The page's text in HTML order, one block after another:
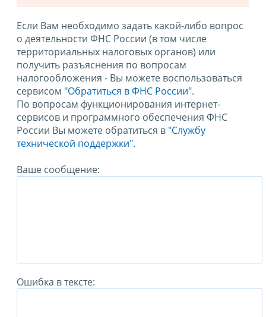
Если Вам необходимо задать какой-либо вопрос
о деятельности ФНС России (в том числе
территориальных налоговых органов) или
получить разъяснения по вопросам
налогообложения - Вы можете воспользоваться
сервисом "Обратиться в ФНС России".
По вопросам функционирования интернет-
сервисов и программного обеспечения ФНС
России Вы можете обратиться в "Службу
технической поддержки".
Ваше сообщение:
Ошибка в тексте: